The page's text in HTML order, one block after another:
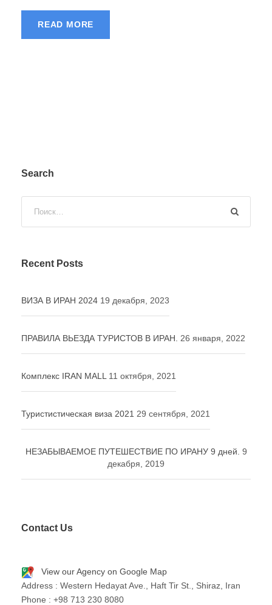
READ MORE
Search
Recent Posts
ВИЗА В ИРАН 2024 19 декабря, 2023
ПРАВИЛА ВЬЕЗДА ТУРИСТОВ В ИРАН. 26 января, 2022
Комплекс IRAN MALL 11 октября, 2021
Туристистическая виза 2021 29 сентября, 2021
НЕЗАБЫВАЕМОЕ ПУТЕШЕСТВИЕ ПО ИРАНУ 9 дней. 9
декабря, 2019
Contact Us
View our Agency on Google Map
Address : Western Hedayat Ave., Haft Tir St., Shiraz, Iran
Phone : +98 713 230 8080